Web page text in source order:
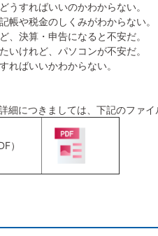
すればいいのかわからない。
や税金のしくみがわからない。
決算・申告になると不安だ。
けれど、パソコンが不安だ。
ばいいかわからない。
細につきましては、下記のファイ
）